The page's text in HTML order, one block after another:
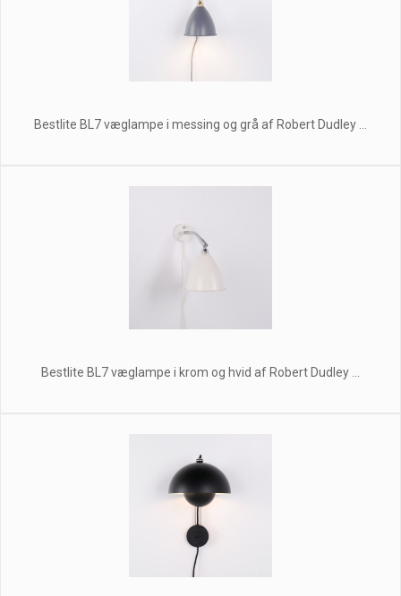
Bestlite BL7 væglampe i messing og grå af Robert Dudley ...
Bestlite BL7 væglampe i krom og hvid af Robert Dudley ...